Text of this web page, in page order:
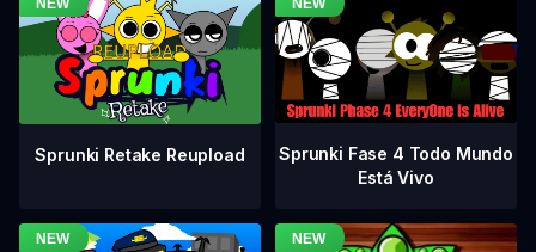
Sprunki Retake Reupload
Sprunki Fase 4 Todo Mundo
Está Vivo